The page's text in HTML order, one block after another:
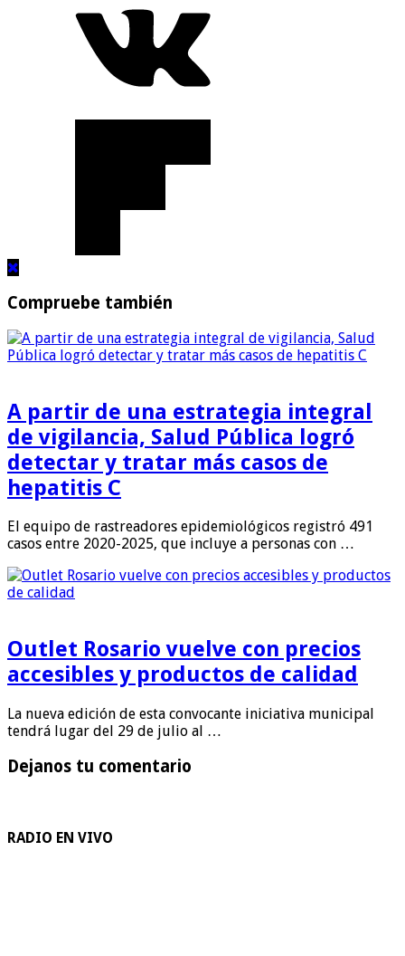
Compruebe también
A partir de una estrategia integral
de vigilancia, Salud Pública logró
detectar y tratar más casos de
hepatitis C
El equipo de rastreadores epidemiológicos registró 491
casos entre 2020-2025, que incluye a personas con …
Outlet Rosario vuelve con precios
accesibles y productos de calidad
La nueva edición de esta convocante iniciativa municipal
tendrá lugar del 29 de julio al …
Dejanos tu comentario
RADIO EN VIVO